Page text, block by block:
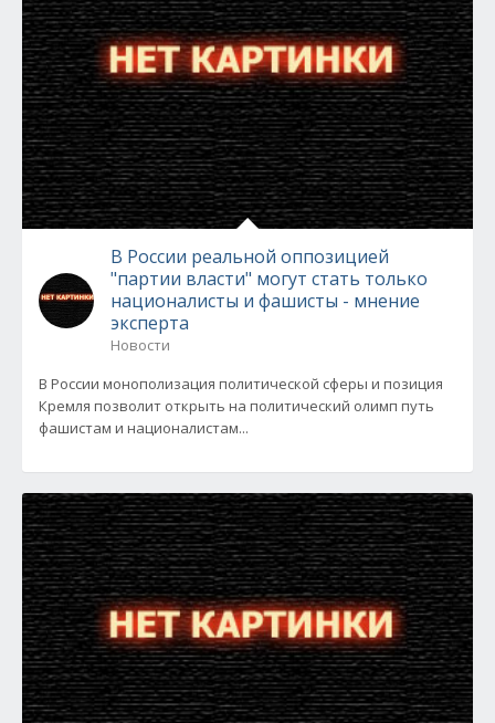
В России реальной оппозицией
"партии власти" могут стать только
националисты и фашисты - мнение
эксперта
Новости
В России монополизация политической сферы и позиция
Кремля позволит открыть на политический олимп путь
фашистам и националистам...